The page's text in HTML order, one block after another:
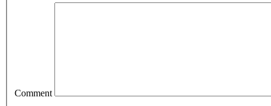
Comment